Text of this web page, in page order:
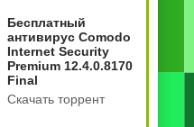
Бесплатный
антивирус Comodo
Internet Security
Premium 12.4.0.8170
Final
Скачать торрент